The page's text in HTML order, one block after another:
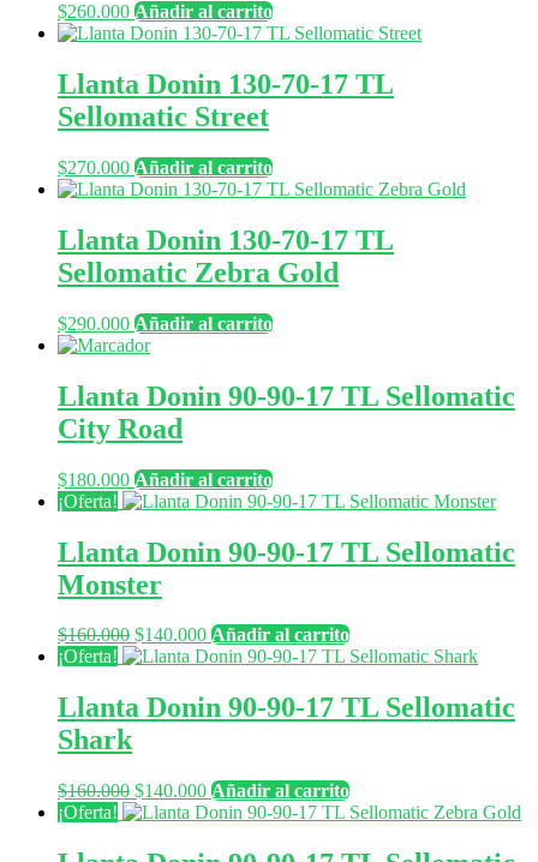
$260.000 Añadir al carrito
Llanta Donin 130-70-17 TL
Sellomatic Street
$270.000 Añadir al carrito
Llanta Donin 130-70-17 TL
Sellomatic Zebra Gold
$290.000 Añadir al carrito
Llanta Donin 90-90-17 TL Sellomatic
City Road
$180.000 Añadir al carrito
¡Oferta!
Llanta Donin 90-90-17 TL Sellomatic
Monster
$160.000 El
precio
era:
$160.000.
$140.000El
precio
es:
$140.000.
Añadir al carrito
¡Oferta!
Llanta Donin 90-90-17 TL Sellomatic
Shark
$160.000 El
precio
era:
$140.000El
precio
Añadir al carrito
¡Oferta!